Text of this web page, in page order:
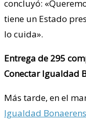
concluyó:
tiene un Estado
lo cuida».
Entrega de 295
Conectar Igualdad
Más tarde, en el
Igualdad